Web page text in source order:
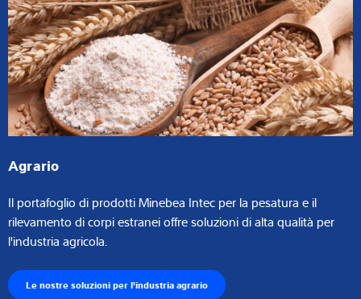
Agrario
Il portafoglio di prodotti Minebea Intec per la pesatura e il
rilevamento di corpi estranei offre soluzioni di alta qualità per
l'industria agricola.
Le nostre soluzioni per l'industria agrario